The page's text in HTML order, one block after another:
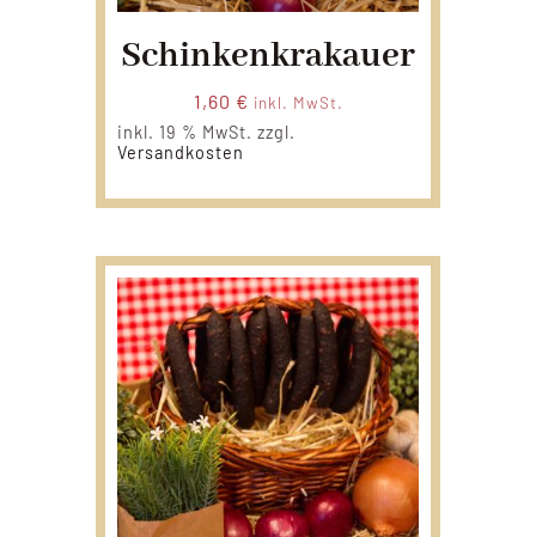
Schinkenkrakauer
1,60 € inkl. MwSt.
inkl. 19 % MwSt. zzgl.
Versandkosten